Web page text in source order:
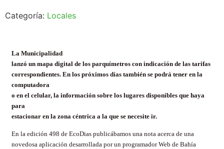
Categoría: Locales
La Municipalidad
lanzó un mapa digital de los parquímetros con indicación de las tarifas
correspondientes. En los próximos días también se podrá tener en la
computadora
o en el celular, la información sobre los lugares disponibles que haya
para
estacionar en la zona céntrica a la que se necesite ir.
En la edición 498 de EcoDias publicábamos una nota acerca de una
novedosa aplicación desarrollada por un programador Web de Bahía